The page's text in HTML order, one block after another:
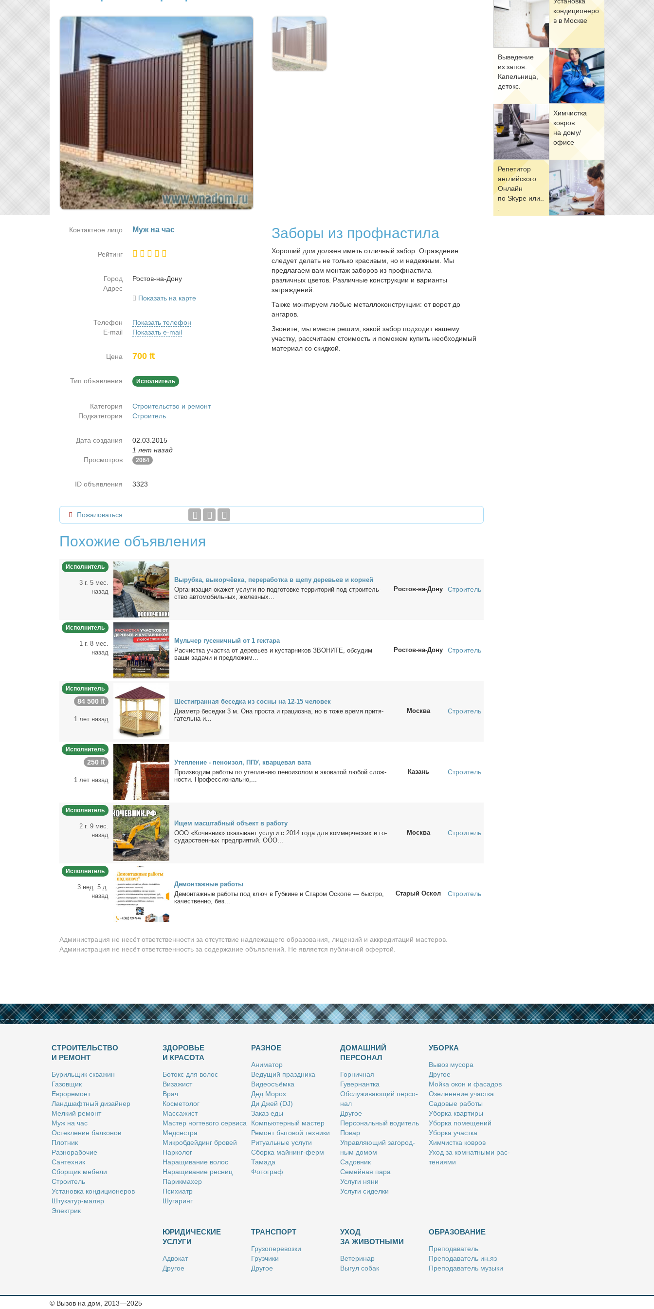
кон­ди­ци­о­не­ро
в в Москве
Вы­ве­де­ние
из за­поя.
Ка­пель­ни­ца,
де­токс.
Хим­чист­ка
ков­ров
на до­му/
офи­се
Ре­пе­ти­тор
ан­глий­ско­го
Он­лайн
по Skype или..
Заборы из профнастила
Хороший дом должен иметь отличный забор. Ограждение
следует делать не только красивым, но и надежным. Мы
предлагаем вам монтаж заборов из профнастила
различных цветов. Различные конструкции и варианты
заграждений.
Также монтируем любые металлоконструкции: от ворот до
ангаров.
Звоните, мы вместе решим, какой забор подходит вашему
участку, рассчитаем стоимость и поможем купить необходимый
материал со скидкой.
Контактное лицо Муж на час
Рейтинг
Город
Ро­стов-на-До­ну
Адрес
Показать на карте
Телефон
Показать телефон
E-mail
Показать e-mail
Цена 700 ₶
Тип объявления Исполнитель
Категория
Строительство и ремонт
Подкатегория
Строитель
Дата создания
02.03.2015
1 лет назад
Просмотров
2064
ID объявления 3323
Пожаловаться
Похожие объявления
Исполнитель
3 г. 5 мес.
назад
Вы­руб­ка, вы­кор­чёв­ка, пе­ре­ра­бот­ка в ще­пу де­ре­вьев и кор­ней
Ор­га­ни­за­ция ока­жет услу­ги по под­го­тов­ке тер­ри­то­рий под стро­и­тель­
ство ав­то­мо­биль­ных, же­лез­ных...
Ростов-на-Дону Строитель
Исполнитель
1 г. 8 мес.
назад
Муль­чер гу­се­нич­ный от 1 гек­та­ра
Pаcчиcткa учacткa от де­ревьeв и кустaрни­ков ЗВOHИTE, oбсу­дим
вaши зaдaчи и пpeдло­жим...
Ростов-на-Дону Строитель
Исполнитель
84 500 ₶
1 лет назад
Ше­сти­гран­ная бе­сед­ка из сос­ны на 12-15 че­ло­век
Диа­метр бе­сед­ки 3 м. Она про­ста и гра­ци­оз­на, но в то­же вре­мя при­тя­
га­тель­на и...
Москва Строитель
Исполнитель
250 ₶
1 лет назад
Утеп­ле­ние - пе­но­изол, ППУ, квар­це­вая ва­та
Про­из­во­дим ра­бо­ты по утеп­ле­нию пе­но­изо­лом и эко­ва­той лю­бой слож­
но­сти. Про­фес­сио­наль­но,...
Казань Строитель
Исполнитель
2 г. 9 мес.
назад
Ищем мас­штаб­ный объ­ект в ра­бо­ту
ООО «Ко­чев­ник» ока­зы­ва­ет услу­ги с 2014 го­да для ком­мер­че­ских и го­
судар­ствен­ных пред­при­я­тий. ООО...
Москва Строитель
Исполнитель
3 нед. 5 д.
назад
Де­мон­таж­ные ра­бо­ты
Де­мон­таж­ные ра­бо­ты под ключ в Губ­кине и Ста­ром Оско­ле — быст­ро,
ка­че­ствен­но, без...
Старый Оскол Строитель
Администрация не несёт ответственности за отсутствие надлежащего образования, лицензий и аккредитаций мастеров.
Администрация не несёт ответственность за содержание объявлений. Не является публичной офертой.
СТРОИТЕЛЬСТВО
И РЕМОНТ
Бу­риль­щик сква­жин
Га­зов­щик
Ев­ро­ре­монт
Ланд­шафт­ный ди­зай­нер
Мел­кий ре­монт
Муж на час
Остек­ле­ние бал­ко­нов
Плот­ник
Раз­но­ра­бо­чие
Сан­тех­ник
Сбор­щик ме­бе­ли
Стро­и­тель
Уста­нов­ка кон­ди­ци­о­не­ров
Шту­ка­тур-ма­ляр
Элек­трик
ЗДОРОВЬЕ
И КРАСОТА
Бо­токс для во­лос
Ви­за­жист
Врач
Кос­ме­то­лог
Мас­са­жист
Ма­стер ног­те­во­го сер­ви­са
Мед­сест­ра
Мик­роб­дей­динг бро­вей
Нар­ко­лог
На­ра­щи­ва­ние во­лос
На­ра­щи­ва­ние рес­ниц
Па­рик­махер
Пси­хи­атр
Шу­га­ринг
РАЗНОЕ
Ани­ма­тор
Ве­ду­щий празд­ни­ка
Ви­део­съём­ка
Дед Мо­роз
Ди Джей (DJ)
За­каз еды
Ком­пью­тер­ный ма­стер
Ре­монт бы­то­вой тех­ни­ки
Ри­ту­аль­ные услу­ги
Сбор­ка май­нинг-ферм
Та­ма­да
Фо­то­граф
ДОМАШНИЙ
ПЕРСОНАЛ
Гор­нич­ная
Гу­вер­нант­ка
Об­слу­жи­ва­ю­щий пер­со­
нал
Дру­гое
Пер­со­наль­ный во­ди­тель
По­вар
Управ­ля­ю­щий за­го­род­
ным до­мом
Са­дов­ник
Се­мей­ная па­ра
Услу­ги ня­ни
Услу­ги си­дел­ки
УБОРКА
Вы­воз му­со­ра
Дру­гое
Мой­ка окон и фа­са­дов
Озе­ле­не­ние участ­ка
Са­до­вые ра­бо­ты
Убор­ка квар­ти­ры
Убор­ка по­ме­ще­ний
Убор­ка участ­ка
Хим­чист­ка ков­ров
Уход за ком­нат­ны­ми рас­
те­ни­я­ми
ЮРИДИЧЕСКИЕ
УСЛУГИ
Адво­кат
Дру­гое
Ри­эл­тор
ТРАНСПОРТ
Гру­зо­пе­ре­воз­ки
Груз­чи­ки
Дру­гое
Так­си
УХОД
ЗА ЖИВОТНЫМИ
Ве­те­ри­нар
Вы­гул со­бак
Стриж­ка жи­вот­ных
ОБРАЗОВАНИЕ
Пре­по­да­ва­тель
Пре­по­да­ва­тель ин.яз
Пре­по­да­ва­тель му­зы­ки
© Вызов на дом, 2013—2025